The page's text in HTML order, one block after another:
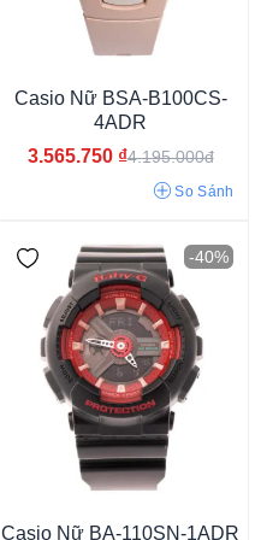
Kính Nhựa
Casio Nữ BSA-B100CS-
4ADR
3.565.750 ₫4.195.000đ
So Sánh
-40%
Casio Nữ BA-110SN-1ADR